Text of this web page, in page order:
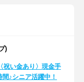
)
祝い金あり〉現金手
♪シニア活躍中！